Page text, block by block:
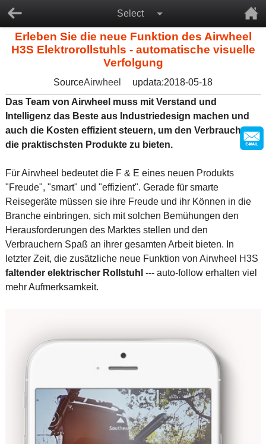
Select
Erleben Sie die neue Funktion des Airwheel
H3S Elektrorollstuhls - automatische visuelle
Verfolgung
SourceAirwheel
updata:2018-05-18
Das Team von Airwheel muss mit Verstand und
Intelligenz das Beste aus Industriedesign machen und
auch die Kosten effizient steuern, um den Verbrauchern
die praktischsten Produkte zu bieten.
Für Airwheel bedeutet die F & E eines neuen Produkts
"Freude", "smart" und "effizient". Gerade für smarte
Reisegeräte müssen sie ihre Freude und ihr Können in die
Branche einbringen, sich mit solchen Bemühungen den
Herausforderungen des Marktes stellen und den
Verbrauchern Spaß an ihrer gesamten Arbeit bieten. In
letzter Zeit, die zusätzliche neue Funktion von Airwheel H3S
faltender elektrischer Rollstuhl --- auto-follow erhalten viel
mehr Aufmerksamkeit.